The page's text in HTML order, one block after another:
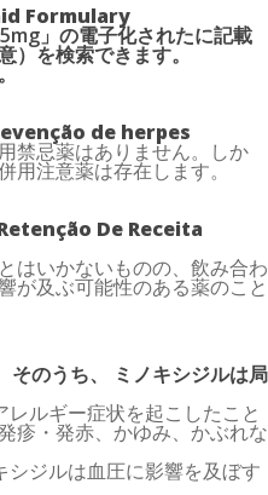
Formulary
」の電子化されたに記載
）を検索できます。
de herpes
禁忌薬はありません。しか
用注意薬は存在します。
De Receita
はいかないものの、飲み合わ
が及ぶ可能性のある薬のこと
のうち、 ミノキシジルは局
ルギー症状を起こしたこと
疹・発赤、かゆみ、かぶれな
ジルは血圧に影響を及ぼす